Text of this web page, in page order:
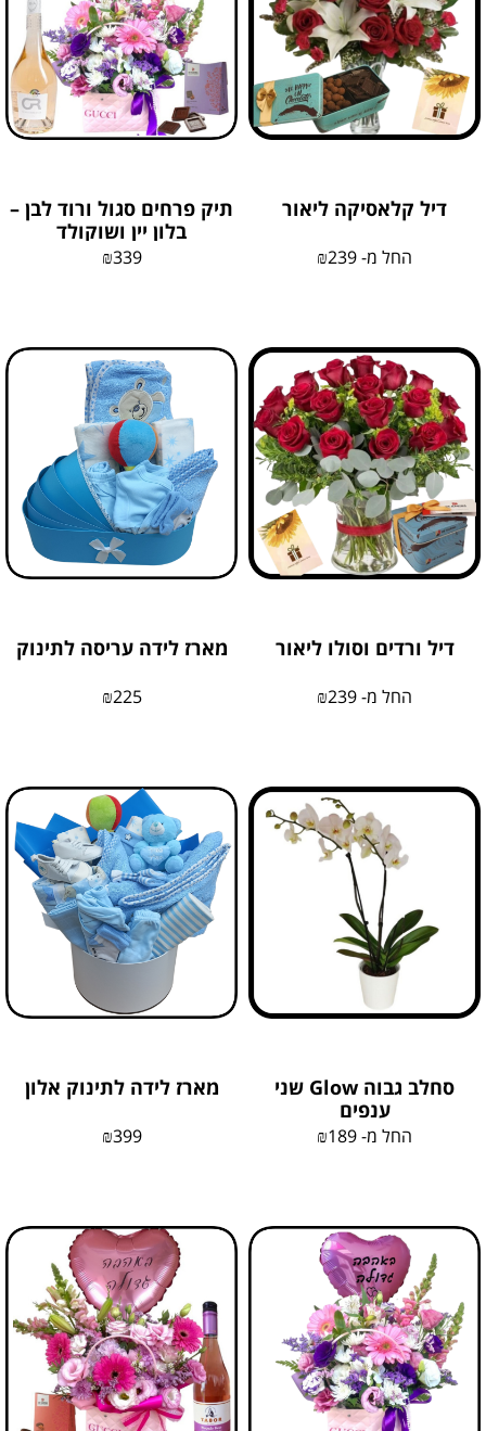
דיל קלאסיקה ליאור
החל מ- ₪239
תיק פרחים סגול ורוד לבן –
בלון יין ושוקולד
₪339
דיל ורדים וסולו ליאור
החל מ- ₪239
מארז לידה עריסה לתינוק
₪225
סחלב גבוה Glow שני
ענפים
החל מ- ₪189
מארז לידה לתינוק אלון
₪399